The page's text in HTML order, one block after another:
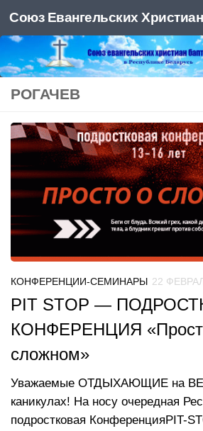
Под записью
РОГАЧЕВ
КОНФЕРЕНЦИИ-СЕМИНАРЫ 22
PIT STOP —
КОНФЕРЕНЦИЯ
сложном»
Уважаемые ОТДЫХАЮЩИЕ на
каникулах! На носу очередная
подростковая КонференцияPIT-